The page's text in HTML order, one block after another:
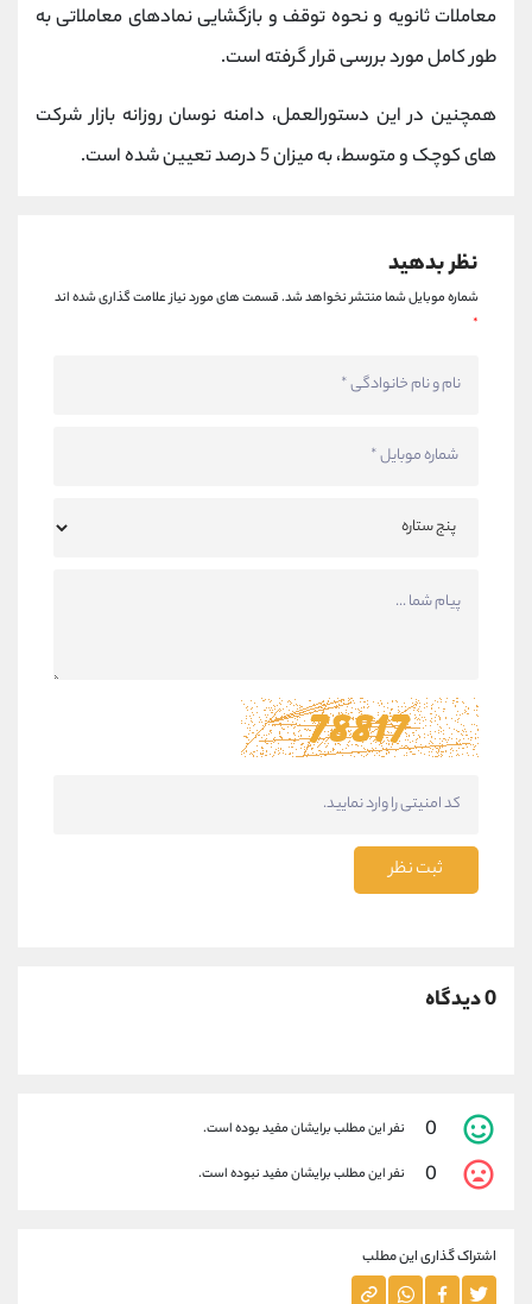
معاملات ثانویه و نحوه توقف و بازگشایی نمادهای معاملاتی به
طور کامل مورد بررسی قرار گرفته است.
همچنین در این دستورالعمل، دامنه نوسان روزانه بازار شرکت
های کوچک و متوسط، به میزان 5 درصد تعیین شده است.
نظر بدهید
شماره موبایل شما منتشر نخواهد شد.قسمت های مورد نیاز علامت گذاری شده اند
*
ثبت نظر
0 دیدگاه
0 نفر این مطلب برایشان مفید بوده است.
0 نفر این مطلب برایشان مفید نبوده است.
اشتراک گذاری این مطلب